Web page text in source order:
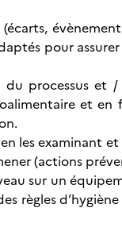
pour
du processus
et
les examinant
(actions
sur un
règles